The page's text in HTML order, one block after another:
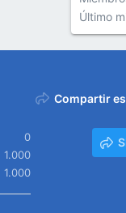
Último
0
1.000
1.000
Compartir